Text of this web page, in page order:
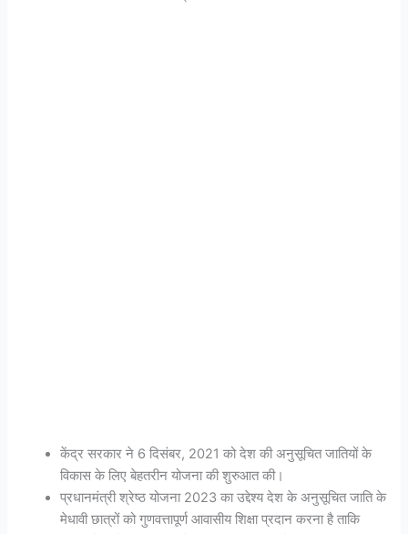
केंद्र सरकार ने 6 दिसंबर, 2021 को देश की अनुसूचित जातियों के
विकास के लिए बेहतरीन योजना की शुरुआत की।
प्रधानमंत्री श्रेष्ठ योजना 2023 का उद्देश्य देश के अनुसूचित जाति के
मेधावी छात्रों को गुणवत्तापूर्ण आवासीय शिक्षा प्रदान करना है ताकि